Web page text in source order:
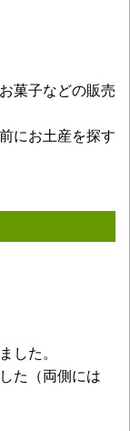
菓子などの販売
にお土産を探す
した。
た（両側には